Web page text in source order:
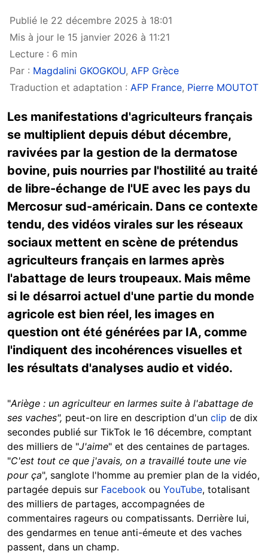
Publié le 22 décembre 2025 à 18:01
Mis à jour le 15 janvier 2026 à 11:21
Lecture : 6 min
Par : Magdalini GKOGKOU, AFP Grèce
Traduction et adaptation : AFP France, Pierre MOUTOT
Les manifestations d'agriculteurs français
se multiplient depuis début décembre,
ravivées par la gestion de la dermatose
bovine, puis nourries par l'hostilité au traité
de libre-échange de l'UE avec les pays du
Mercosur sud-américain. Dans ce contexte
tendu, des vidéos virales sur les réseaux
sociaux mettent en scène de prétendus
agriculteurs français en larmes après
l'abattage de leurs troupeaux. Mais même
si le désarroi actuel d'une partie du monde
agricole est bien réel, les images en
question ont été générées par IA, comme
l'indiquent des incohérences visuelles et
les résultats d'analyses audio et vidéo.
"Ariège : un agriculteur en larmes suite à l'abattage de
ses vaches", peut-on lire en description d'un clip de dix
secondes publié sur TikTok le 16 décembre, comptant
des milliers de "J'aime" et des centaines de partages.
"C'est tout ce que j'avais, on a travaillé toute une vie
pour ça", sanglote l'homme au premier plan de la vidéo,
partagée depuis sur Facebook ou YouTube, totalisant
des milliers de partages, accompagnées de
commentaires rageurs ou compatissants. Derrière lui,
des gendarmes en tenue anti-émeute et des vaches
passent, dans un champ.